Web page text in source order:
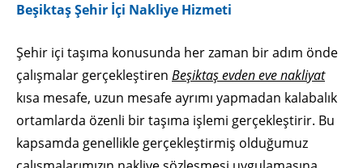
Beşiktaş Şehir İçi Nakliye Hizmeti
Şehir içi taşıma konusunda her zaman bir adım önde
çalışmalar gerçekleştiren Beşiktaş evden eve nakliyat
kısa mesafe, uzun mesafe ayrımı yapmadan kalabalık
ortamlarda özenli bir taşıma işlemi gerçekleştirir. Bu
kapsamda genellikle gerçekleştirmiş olduğumuz